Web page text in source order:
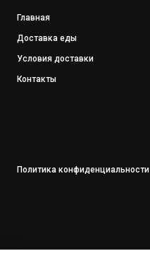
Главная
Доставка еды
Условия доставки
Контакты
Политика конфиденциальности